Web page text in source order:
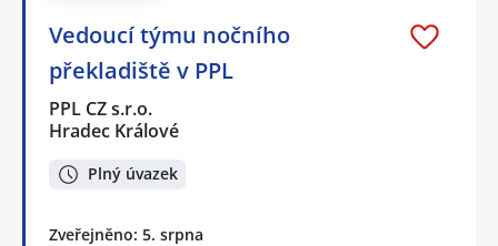
Vedoucí týmu nočního
překladiště v PPL
PPL CZ s.r.o.
Hradec Králové
Plný úvazek
Zveřejněno: 5. srpna